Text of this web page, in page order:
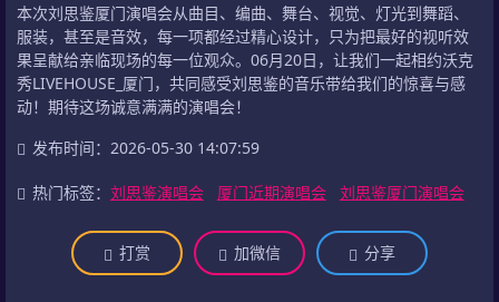
本次刘思鉴厦门演唱会从曲目、编曲、舞台、视觉、灯光到舞蹈、
服装，甚至是音效，每一项都经过精心设计，只为把最好的视听效
果呈献给亲临现场的每一位观众。06月20日，让我们一起相约沃克
秀LIVEHOUSE_厦门，共同感受刘思鉴的音乐带给我们的惊喜与感
动！期待这场诚意满满的演唱会！
发布时间：2026-05-30 14:07:59
热门标签： 刘思鉴演唱会 厦门近期演唱会 刘思鉴厦门演唱会
打赏 加微信 分享